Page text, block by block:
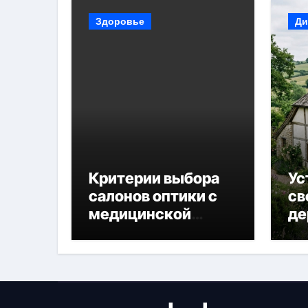
Здоровье
Критерии выбора
салонов оптики с
медицинской
диагностикой